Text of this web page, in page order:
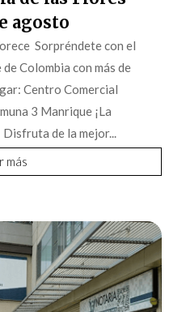
agosto
Sorpréndete con el
Colombia con más de
Centro Comercial
3 Manrique ¡La
de la mejor...
más